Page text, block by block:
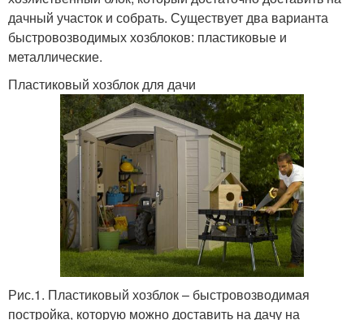
дачный участок и собрать. Существует два варианта
быстровозводимых хозблоков: пластиковые и
металлические.
Пластиковый хозблок для дачи
Рис.1. Пластиковый хозблок – быстровозводимая
постройка, которую можно доставить на дачу на